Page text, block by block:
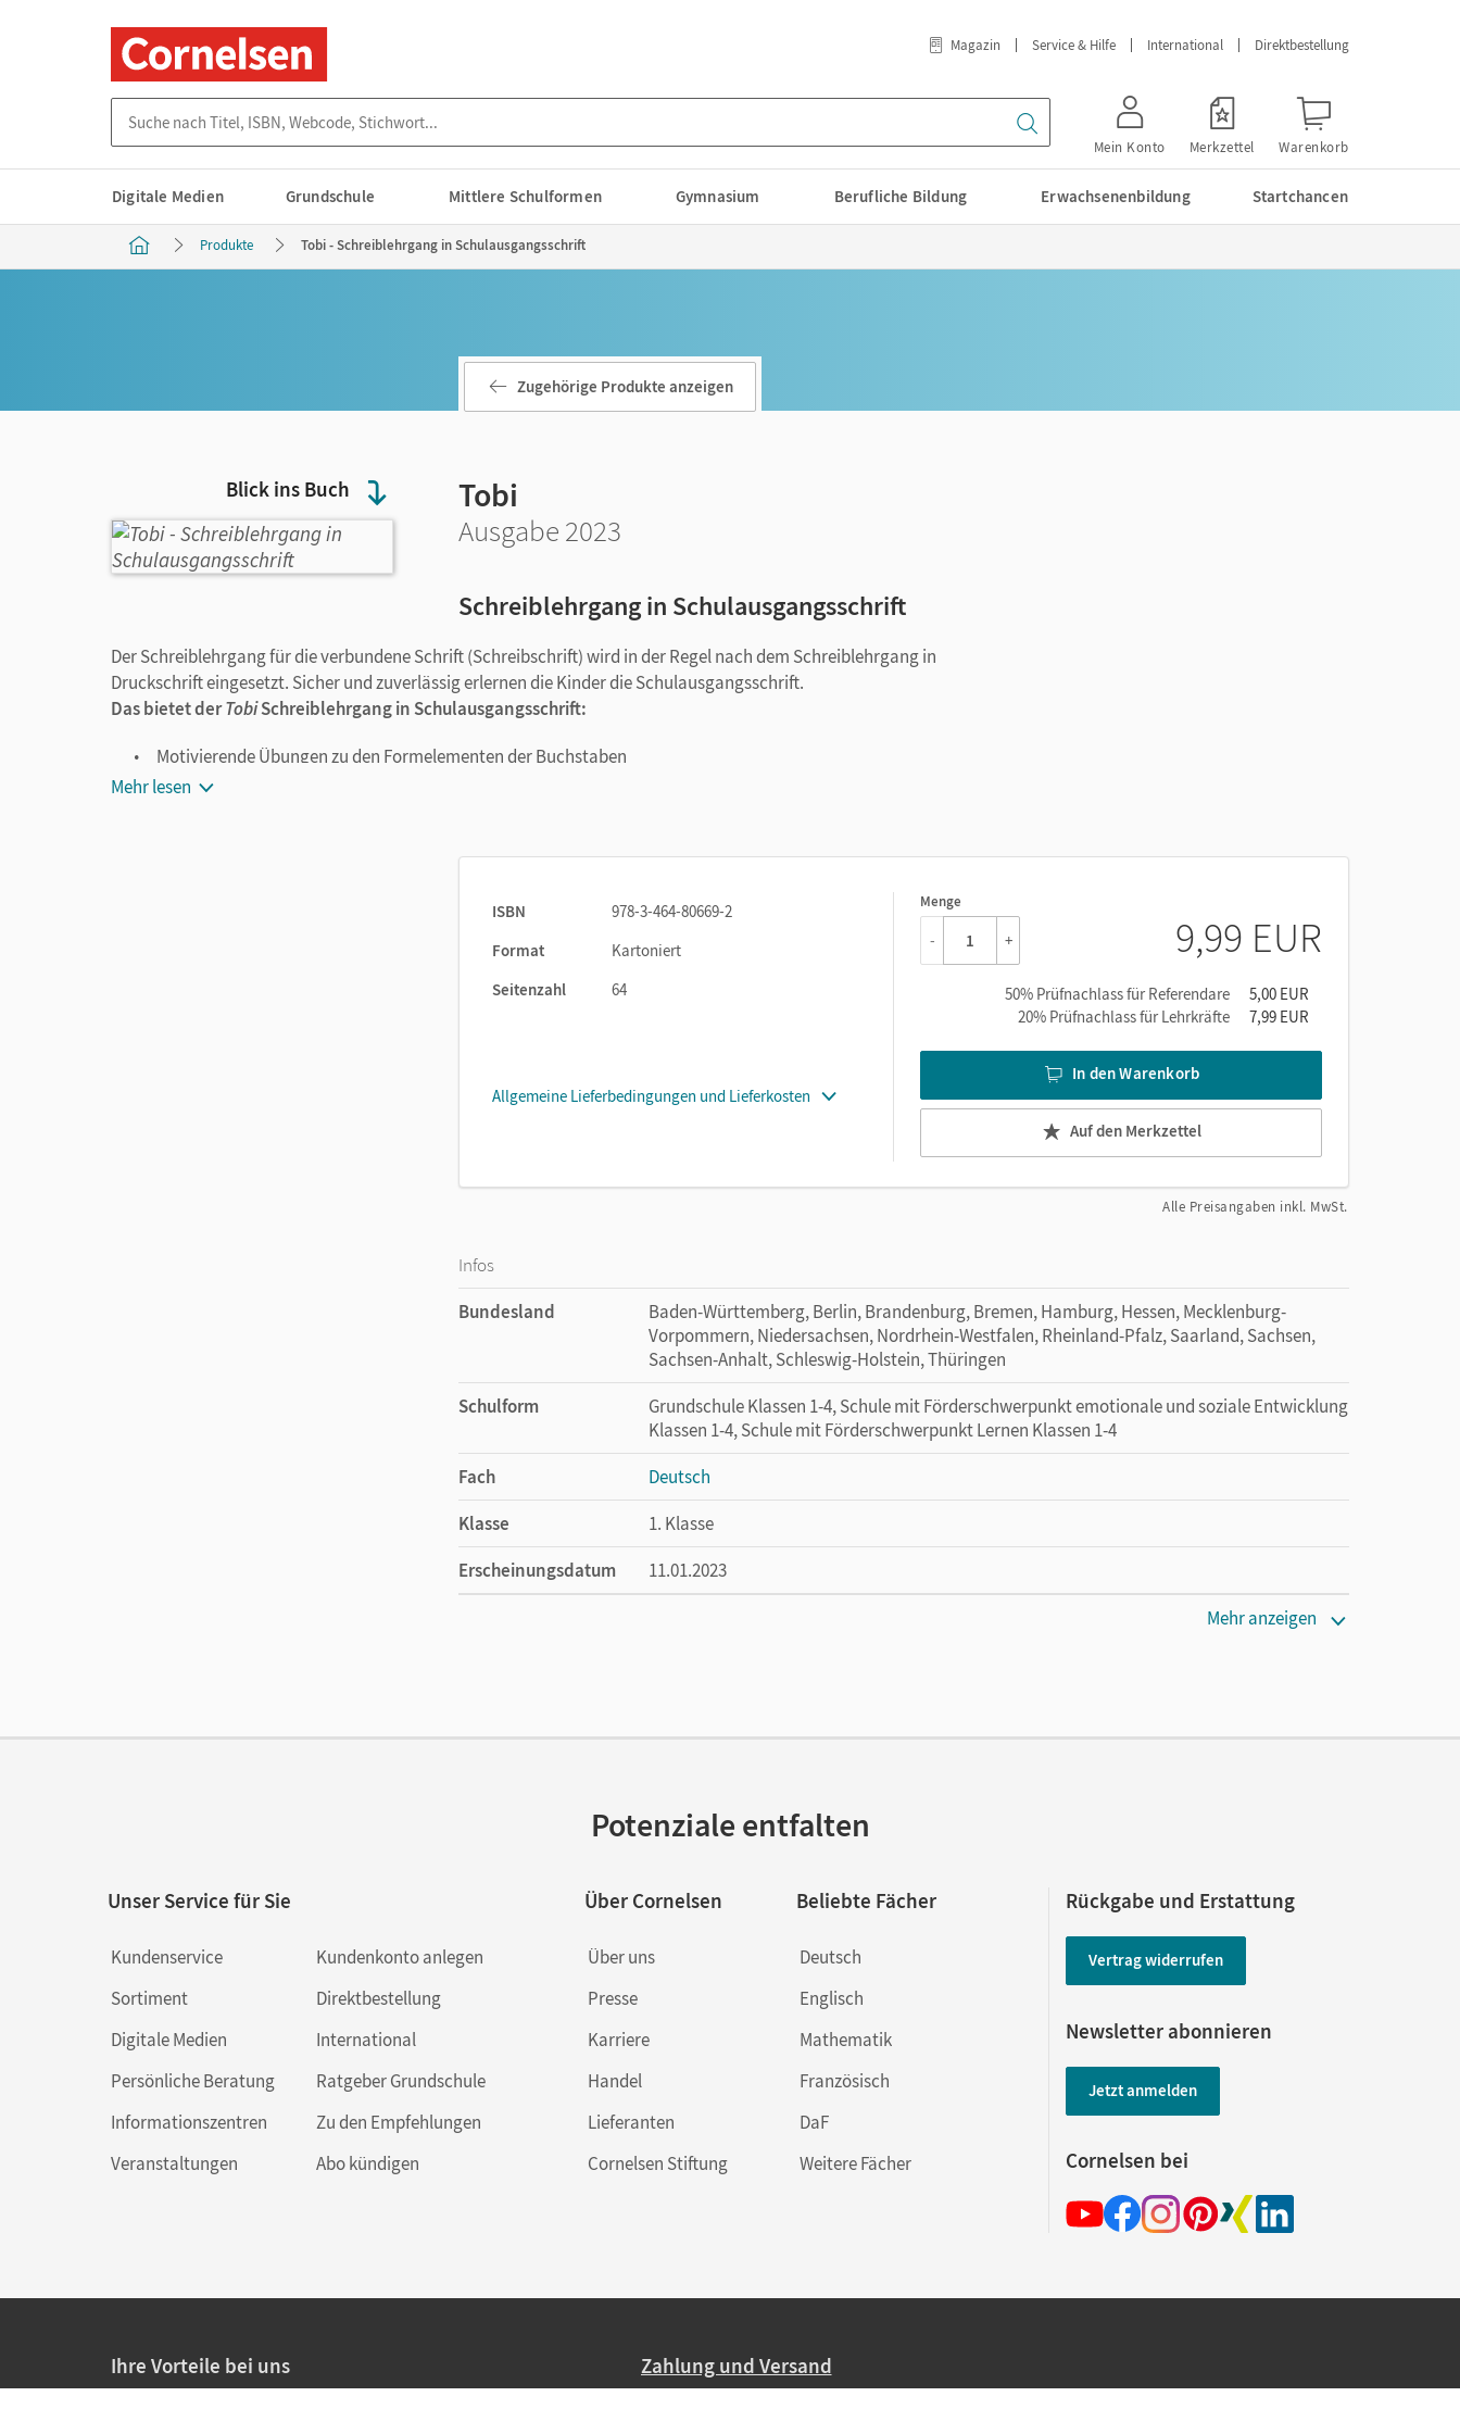
Magazin Service & Hilfe International Direktbestellung
Mein Konto Merkzettel Warenkorb
Digitale Medien Grundschule Mittlere Schulformen Gymnasium Berufliche Bildung Erwachsenenbildung Startchancen
Produkte Tobi - Schreiblehrgang in Schulausgangsschrift
Blick ins Buch
Zugehörige Produkte anzeigen
Tobi
Ausgabe 2023
Schreiblehrgang in Schulausgangsschrift
Der Schreiblehrgang für die verbundene Schrift (Schreibschrift) wird in der Regel nach dem Schreiblehrgang in
Druckschrift eingesetzt. Sicher und zuverlässig erlernen die Kinder die Schulausgangsschrift.
Das bietet derTobiSchreiblehrgang in Schulausgangsschrift:
Motivierende Übungen zu den Formelementen der Buchstaben
Gründliches Üben aller Buchstaben
Mehr lesen
ISBN
978-3-464-80669-2
Format
Kartoniert
Seitenzahl
64
Allgemeine Lieferbedingungen und Lieferkosten
Menge
1
- + 9,99 EUR
50% Prüfnachlass für Referendare
5,00 EUR
20% Prüfnachlass für Lehrkräfte
7,99 EUR
In den Warenkorb
Auf den Merkzettel
Alle Preisangaben inkl. MwSt.
Infos
Bundesland
Baden-Württemberg, Berlin, Brandenburg, Bremen, Hamburg, Hessen, Mecklenburg-
Vorpommern, Niedersachsen, Nordrhein-Westfalen, Rheinland-Pfalz, Saarland, Sachsen,
Sachsen-Anhalt, Schleswig-Holstein, Thüringen
Schulform
Grundschule Klassen 1-4, Schule mit Förderschwerpunkt emotionale und soziale Entwicklung
Klassen 1-4, Schule mit Förderschwerpunkt Lernen Klassen 1-4
Fach
Deutsch
Klasse
1. Klasse
Erscheinungsdatum
11.01.2023
Mehr anzeigen
Potenziale entfalten
Unser Service für Sie
Kundenservice
Sortiment
Digitale Medien
Persönliche Beratung
Informationszentren
Veranstaltungen
Kundenkonto anlegen
Direktbestellung
International
Ratgeber Grundschule
Zu den Empfehlungen
Abo kündigen
Über Cornelsen
Über uns
Presse
Karriere
Handel
Lieferanten
Cornelsen Stiftung
Beliebte Fächer
Deutsch
Englisch
Mathematik
Französisch
DaF
Weitere Fächer
Rückgabe und Erstattung
Vertrag widerrufen
Newsletter abonnieren
Jetzt anmelden
Cornelsen bei
Ihre Vorteile bei uns Zahlung und Versand